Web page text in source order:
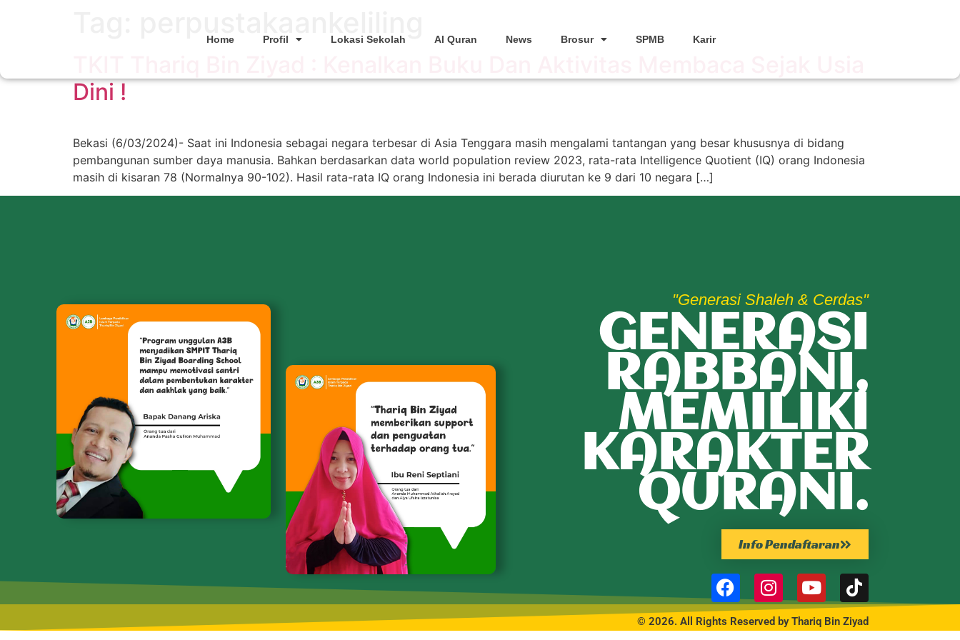
Home Profil Lokasi Sekolah Al Quran News Brosur SPMB Karir
Dini !
Bekasi (6/03/2024)- Saat ini Indonesia sebagai negara terbesar di Asia Tenggara masih mengalami tantangan yang besar khususnya di bidang
pembangunan sumber daya manusia. Bahkan berdasarkan data world population review 2023, rata-rata Intelligence Quotient (IQ) orang Indonesia
masih di kisaran 78 (Normalnya 90-102). Hasil rata-rata IQ orang Indonesia ini berada diurutan ke 9 dari 10 negara […]
"Generasi Shaleh & Cerdas"
GENERASI
RABBANI,
MEMILIKI
KARAKTER
QURANI.
Info Pendaftaran
© 2026. All Rights Reserved by Thariq Bin Ziyad